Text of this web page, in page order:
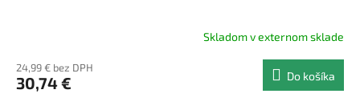
Skladom v externom sklade
24,99 € bez DPH
30,74 € Do košíka